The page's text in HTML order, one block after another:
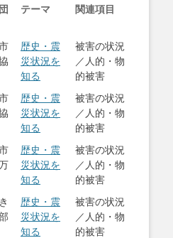
テーマ 関連項目
歴史・震
災状況を
知る
被害の状況
／人的・物
的被害
歴史・震
災状況を
知る
被害の状況
／人的・物
的被害
歴史・震
災状況を
知る
被害の状況
／人的・物
的被害
歴史・震
災状況を
知る
被害の状況
／人的・物
的被害